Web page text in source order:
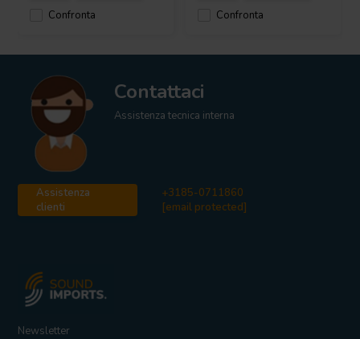
Confronta Confronta
Contattaci
Assistenza tecnica interna
Assistenza
clienti
+3185-0711860
[email protected]
Newsletter